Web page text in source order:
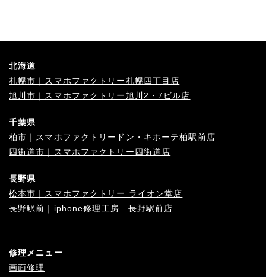
北海道
札幌市｜スマホファクトリー札幌四丁目店
旭川市｜スマホファクトリー旭川2・7ビル店
千葉県
柏市｜スマホファクトリードン・キホーテ柏駅前店
四街道市｜スマホファクトリー四街道店
長野県
松本市｜スマホファクトリー ライオン堂店
長野駅前｜iphone修理工房 長野駅前店
修理メニュー
画面修理